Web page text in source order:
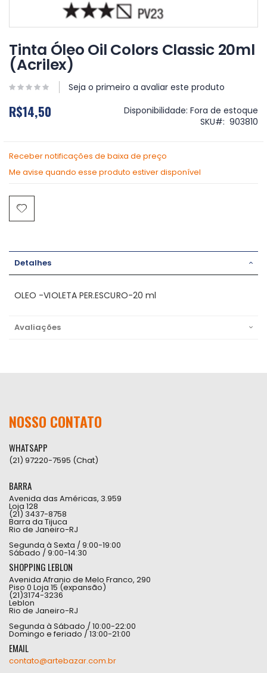
para
o
início
da
Galeria
imagens
Tinta Óleo Oil Colors Classic 20ml
(Acrilex)
Seja o primeiro a avaliar este produto
R$14,50 Disponibilidade: Fora de estoque
SKU
903810
Receber notificações de baixa de preço
Me avise quando esse produto estiver disponível
Detalhes
OLEO -VIOLETA PER.ESCURO-20 ml
Avaliações
NOSSO CONTATO
WHATSAPP
(21) 97220-7595 (Chat)
BARRA
Avenida das Américas, 3.959
Loja 128
(21) 3437-8758
Barra da Tijuca
Rio de Janeiro-RJ
Segunda à Sexta / 9:00-19:00
Sábado / 9:00-14:30
SHOPPING LEBLON
Avenida Afranio de Melo Franco, 290
Piso 0 Loja 15 (expansão)
(21)3174-3236
Leblon
Rio de Janeiro-RJ
Segunda à Sábado / 10:00-22:00
Domingo e feriado / 13:00-21:00
EMAIL
contato@artebazar.com.br